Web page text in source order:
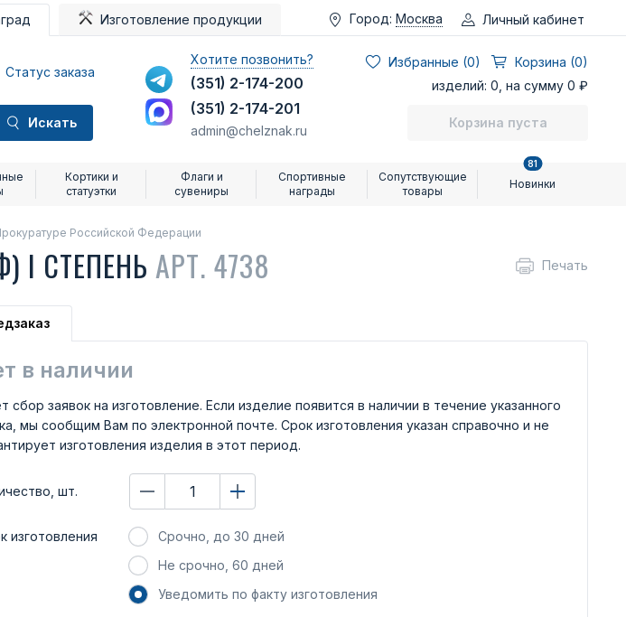
Изготовление продукции Город: Москва Личный кабинет
Статус заказа
Искать
Хотите позвонить?
(351) 2-174-200
(351) 2-174-201
admin@chelznak.ru
Избранные (0)
Корзина (0)
изделий: 0, на сумму 0 ₽
Корзина пуста
Кортики и
статуэтки
Флаги и
сувениры
Спортивные
награды
Сопутствующие
товары
Новинки
81
Российской Федерации
I СТЕПЕНЬ АРТ. 4738 Печать
в наличии
сбор заявок на изготовление. Если изделие появится в наличии в течение указанного
мы сообщим Вам по электронной почте. Срок изготовления указан справочно и не
изготовления изделия в этот период.
шт.
изготовления
Срочно, до 30 дней
Не срочно, 60 дней
Уведомить по факту изготовления